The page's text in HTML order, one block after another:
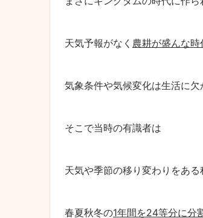
天気予報がなく 農耕が盛んな時
気象条件や気候変化は生活に欠
そこで当時の有識者は
天気や季節の移り変わりをあ
春夏秋冬の1年間を24等分に分